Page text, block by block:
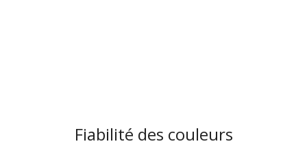
Fiabilité des couleurs